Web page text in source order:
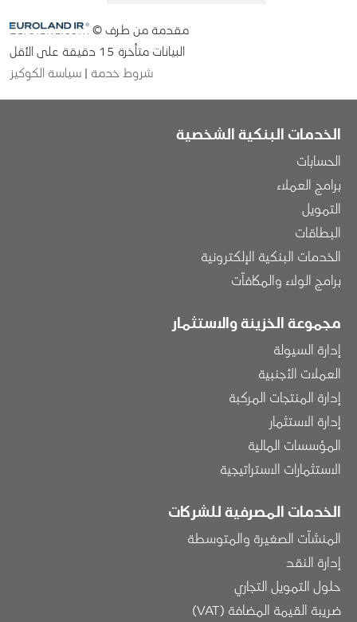
الخدمات البنكية الشخصية
الحسابات
برامج العملاء
التمويل
البطاقات
الخدمات البنكية الإلكترونية
برامج الولاء والمكافآت
مجموعة الخزينة والاستثمار
إدارة السيولة
العملات الأجنبية
إدارة المنتجات المركبة
إدارة الاستثمار
المؤسسات المالية
الاستثمارات الاستراتيجية
الخدمات المصرفية للشركات
المنشآت الصغيرة والمتوسطة
إدارة النقد
حلول التمويل التجاري
ضريبة القيمة المضافة (VAT)